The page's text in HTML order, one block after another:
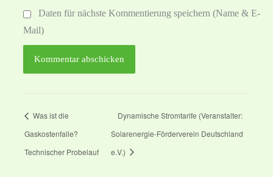
Adresse*
Daten für nächste Kommentierung speichern (Name & E-
Mail)
Was ist die
Gaskostenfalle?
Technischer Probelauf
Dynamische Stromtarife (Veranstalter:
Solarenergie-Förderverein Deutschland
e.V.)